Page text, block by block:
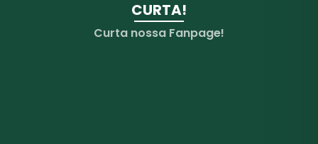
CURTA!
Curta nossa Fanpage!